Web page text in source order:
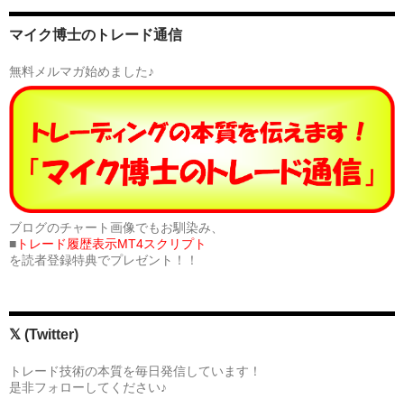
マイク博士のトレード通信
無料メルマガ始めました♪
ブログのチャート画像でもお馴染み、
■ トレード履歴表示MT4スクリプト
を読者登録特典でプレゼント！！
𝕏 (Twitter)
トレード技術の本質を毎日発信しています！
是非フォローしてください♪